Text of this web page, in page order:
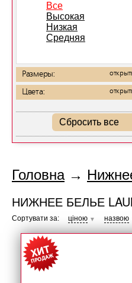
Все
Высокая
Низкая
Средняя
Размеры:
Цвета:
Сбросить все
Головна→
НИЖНЕЕ БЕЛЬЕ
Сортувати за: ціною ▼ назвою